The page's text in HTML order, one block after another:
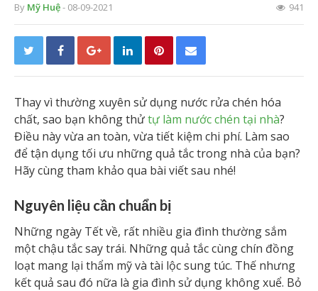
By Mỹ Huệ- 08-09-2021 941
Thay vì thường xuyên sử dụng nước rửa chén hóa
chất, sao bạn không thửtự làm nước chén tại nhà?
Điều này vừa an toàn, vừa tiết kiệm chi phí. Làm sao
để tận dụng tối ưu những quả tắc trong nhà của bạn?
Hãy cùng tham khảo qua bài viết sau nhé!
Nguyên liệu cần chuẩn bị
Những ngày Tết về, rất nhiều gia đình thường sắm
một chậu tắc say trái. Những quả tắc cùng chín đồng
loạt mang lại thẩm mỹ và tài lộc sung túc. Thế nhưng
kết quả sau đó nữa là gia đình sử dụng không xuể. Bỏ